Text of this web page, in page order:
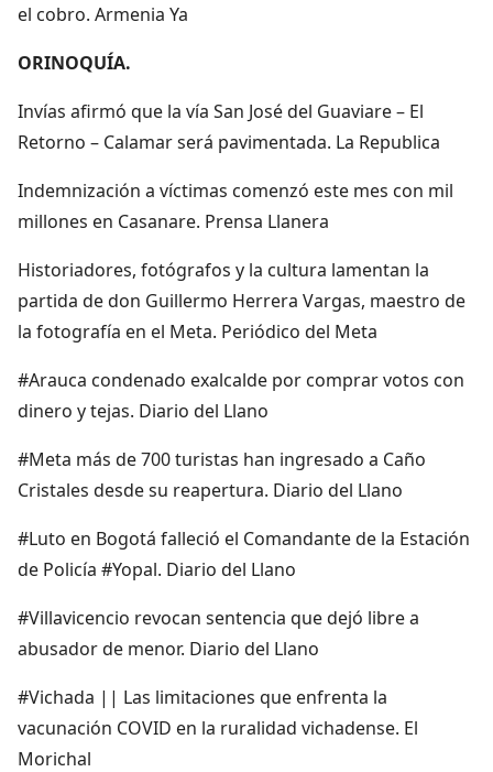
el cobro. Armenia Ya
ORINOQUÍA.
Invías afirmó que la vía San José del Guaviare – El
Retorno – Calamar será pavimentada. La Republica
Indemnización a víctimas comenzó este mes con mil
millones en Casanare. Prensa Llanera
Historiadores, fotógrafos y la cultura lamentan la
partida de don Guillermo Herrera Vargas, maestro de
la fotografía en el Meta. Periódico del Meta
#Arauca condenado exalcalde por comprar votos con
dinero y tejas. Diario del Llano
#Meta más de 700 turistas han ingresado a Caño
Cristales desde su reapertura. Diario del Llano
#Luto en Bogotá falleció el Comandante de la Estación
de Policía #Yopal. Diario del Llano
#Villavicencio revocan sentencia que dejó libre a
abusador de menor. Diario del Llano
#Vichada || Las limitaciones que enfrenta la
vacunación COVID en la ruralidad vichadense. El
Morichal